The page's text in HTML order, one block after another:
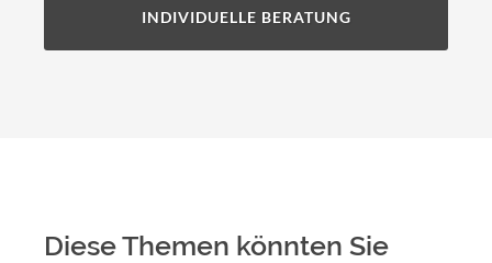
INDIVIDUELLE BERATUNG
Diese Themen könnten Sie